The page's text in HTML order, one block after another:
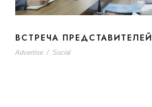
ВСТРЕЧА ПРЕДСТАВИТЕЛЕЙ
Advertise / Social